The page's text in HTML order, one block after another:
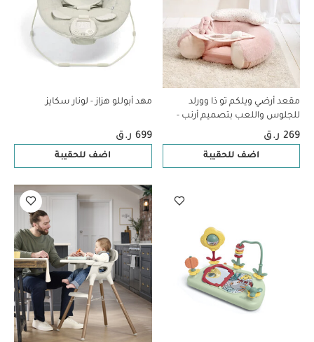
مقعد أرضي ويلكم تو ذا وورلد
للجلوس واللعب بتصميم أرنب -
وردي
269 ر.ق
اضف للحقيبة
مهد أبوللو هزاز - لونار سكايز
699 ر.ق
اضف للحقيبة